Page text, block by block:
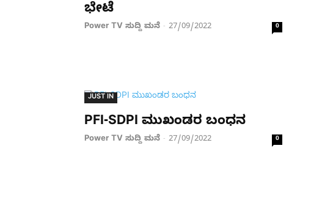
ಭೇಟೆ
Power TV ಸುದ್ದಿ ಮನೆ - 27/09/2022 0
JUST IN
PFI-SDPI ಮುಖಂಡರ ಬಂಧನ
Power TV ಸುದ್ದಿ ಮನೆ - 27/09/2022 0